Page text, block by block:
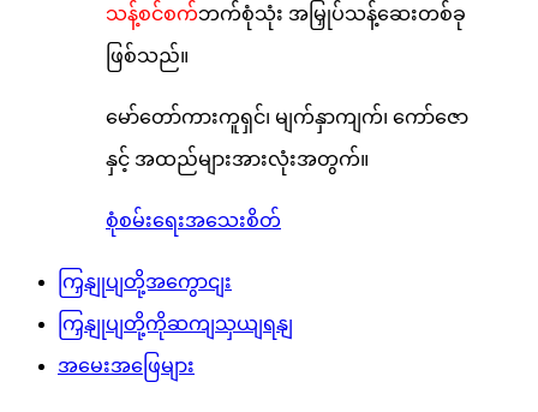
သန့်စင်စက်ဘက်စုံသုံး အမြှုပ်သန့်ဆေးတစ်ခု
ဖြစ်သည်။
မော်တော်ကားကူရှင်၊ မျက်နှာကျက်၊ ကော်ဇော
နှင့် အထည်များအားလုံးအတွက်။
စုံစမ်းရေးအသေးစိတ်
ကြှနျုပျတို့အကွောငျး
ကြှနျုပျတို့ကိုဆကျသှယျရနျ
အမေးအဖြေများ